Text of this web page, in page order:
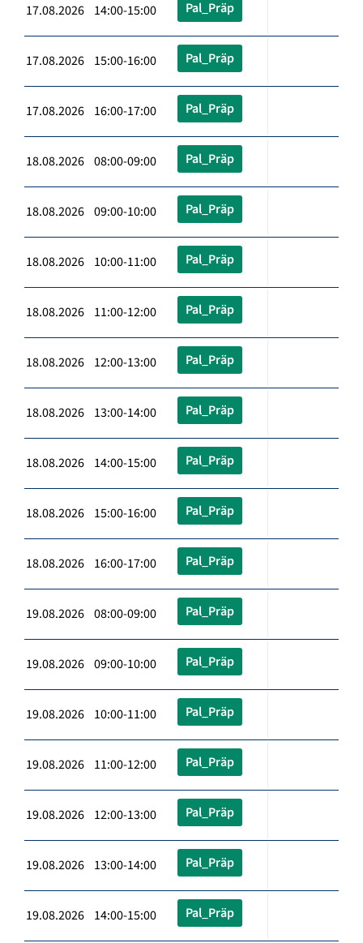
17.08.2026 14:00-15:00 Pal_Präp
17.08.2026 15:00-16:00 Pal_Präp
17.08.2026 16:00-17:00 Pal_Präp
18.08.2026 08:00-09:00 Pal_Präp
18.08.2026 09:00-10:00 Pal_Präp
18.08.2026 10:00-11:00 Pal_Präp
18.08.2026 11:00-12:00 Pal_Präp
18.08.2026 12:00-13:00 Pal_Präp
18.08.2026 13:00-14:00 Pal_Präp
18.08.2026 14:00-15:00 Pal_Präp
18.08.2026 15:00-16:00 Pal_Präp
18.08.2026 16:00-17:00 Pal_Präp
19.08.2026 08:00-09:00 Pal_Präp
19.08.2026 09:00-10:00 Pal_Präp
19.08.2026 10:00-11:00 Pal_Präp
19.08.2026 11:00-12:00 Pal_Präp
19.08.2026 12:00-13:00 Pal_Präp
19.08.2026 13:00-14:00 Pal_Präp
19.08.2026 14:00-15:00 Pal_Präp